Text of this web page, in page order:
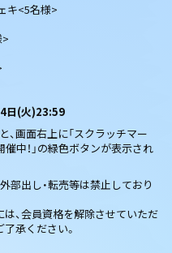
キ<5名様>
日(火)23:59
画面右上に「スクラッチマー
催中！」の緑色ボタンが表示され
部出し・転売等は禁止しており
、会員資格を解除させていただ
承ください。